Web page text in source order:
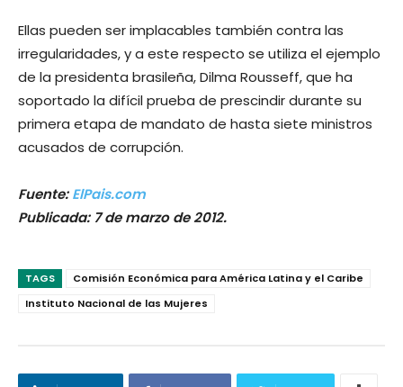
Ellas pueden ser implacables también contra las
irregularidades, y a este respecto se utiliza el ejemplo
de la presidenta brasileña, Dilma Rousseff, que ha
soportado la difícil prueba de prescindir durante su
primera etapa de mandato de hasta siete ministros
acusados de corrupción.
Fuente:ElPais.com
Publicada: 7 de marzo de 2012.
TAGS
Comisión Económica para América Latina y el Caribe
Instituto Nacional de las Mujeres